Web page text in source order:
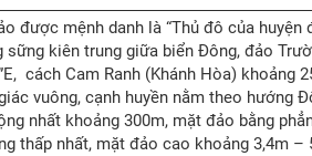
được mệnh danh là “Thủ đô của huyện
sững kiên trung giữa biển Đông, đảo
cách Cam Ranh (Khánh Hòa) khoảng
vuông, cạnh huyền nằm theo hướng
nhất khoảng 300m, mặt đảo bằng
thấp nhất, mặt đảo cao khoảng 3,4m